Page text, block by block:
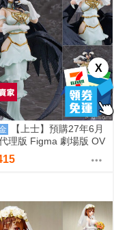
X
【上士】預購27年6月
理版 Figma 劇場版 OV
聖王國篇 雅兒貝德